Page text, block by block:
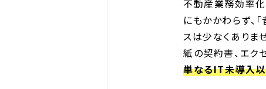
不動産業務効率化
にもかかわらず、
スは少なくありま
紙の契約書、エク
単なるIT未導入